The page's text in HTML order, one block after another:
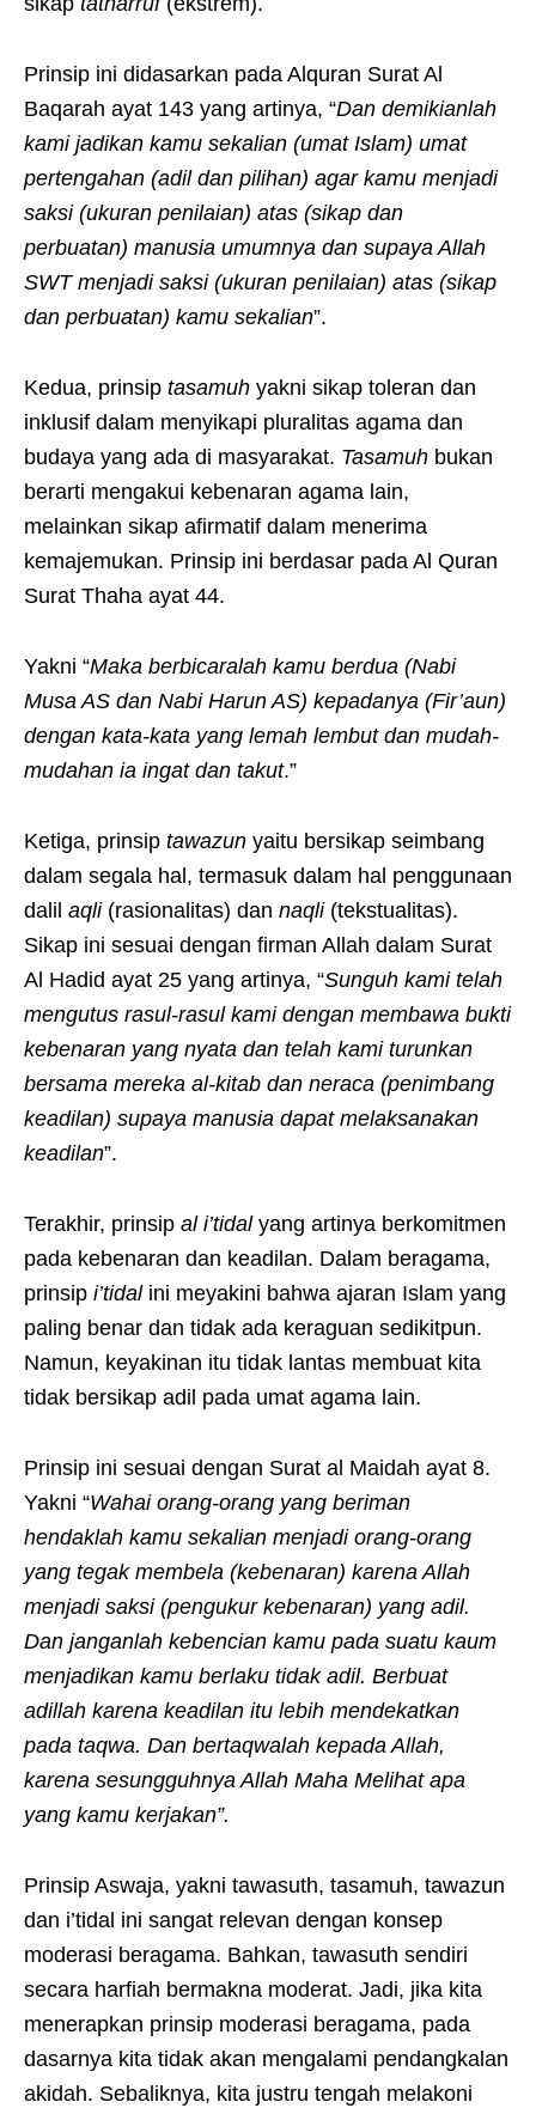
Prinsip ini didasarkan pada Alquran Surat Al
Baqarah ayat 143 yang artinya, “Dan demikianlah
kami jadikan kamu sekalian (umat Islam) umat
pertengahan (adil dan pilihan) agar kamu menjadi
saksi (ukuran penilaian) atas (sikap dan
perbuatan) manusia umumnya dan supaya Allah
SWT menjadi saksi (ukuran penilaian) atas (sikap
dan perbuatan) kamu sekalian”.
Kedua, prinsip tasamuh yakni sikap toleran dan
inklusif dalam menyikapi pluralitas agama dan
budaya yang ada di masyarakat. Tasamuh bukan
berarti mengakui kebenaran agama lain,
melainkan sikap afirmatif dalam menerima
kemajemukan. Prinsip ini berdasar pada Al Quran
Surat Thaha ayat 44.
Yakni “Maka berbicaralah kamu berdua (Nabi
Musa AS dan Nabi Harun AS) kepadanya (Fir’aun)
dengan kata-kata yang lemah lembut dan mudah-
mudahan ia ingat dan takut.”
Ketiga, prinsip tawazun yaitu bersikap seimbang
dalam segala hal, termasuk dalam hal penggunaan
dalil aqli(rasionalitas) dan naqli (tekstualitas).
Sikap ini sesuai dengan firman Allah dalam Surat
Al Hadid ayat 25 yang artinya, “Sunguh kami telah
mengutus rasul-rasul kami dengan membawa bukti
kebenaran yang nyata dan telah kami turunkan
bersama mereka al-kitab dan neraca (penimbang
keadilan) supaya manusia dapat melaksanakan
keadilan”.
Terakhir, prinsip al i’tidal yang artinya berkomitmen
pada kebenaran dan keadilan. Dalam beragama,
prinsip i’tidalini meyakini bahwa ajaran Islam yang
paling benar dan tidak ada keraguan sedikitpun.
Namun, keyakinan itu tidak lantas membuat kita
tidak bersikap adil pada umat agama lain.
Prinsip ini sesuai dengan Surat al Maidah ayat 8.
Yakni “Wahai orang-orang yang beriman
hendaklah kamu sekalian menjadi orang-orang
yang tegak membela (kebenaran) karena Allah
menjadi saksi (pengukur kebenaran) yang adil.
Dan janganlah kebencian kamu pada suatu kaum
menjadikan kamu berlaku tidak adil. Berbuat
adillah karena keadilan itu lebih mendekatkan
pada taqwa. Dan bertaqwalah kepada Allah,
karena sesungguhnya Allah Maha Melihat apa
yang kamu kerjakan”.
Prinsip Aswaja, yakni tawasuth, tasamuh, tawazun
dan i’tidal ini sangat relevan dengan konsep
moderasi beragama. Bahkan, tawasuth sendiri
secara harfiah bermakna moderat. Jadi, jika kita
menerapkan prinsip moderasi beragama, pada
dasarnya kita tidak akan mengalami pendangkalan
akidah. Sebaliknya, kita justru tengah melakoni